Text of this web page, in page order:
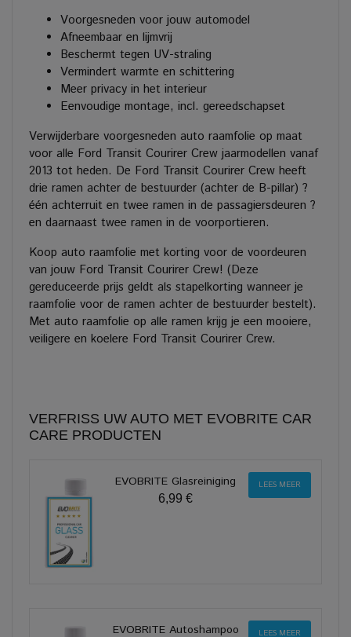
Voorgesneden voor jouw automodel
Afneembaar en lijmvrij
Beschermt tegen UV-straling
Vermindert warmte en schittering
Meer privacy in het interieur
Eenvoudige montage, incl. gereedschapset
Verwijderbare voorgesneden auto raamfolie op maat
voor alle Ford Transit Courirer Crew jaarmodellen vanaf
2013 tot heden. De Ford Transit Courirer Crew heeft
drie ramen achter de bestuurder (achter de B-pillar) ?
één achterruit en twee ramen in de passagiersdeuren ?
en daarnaast twee ramen in de voorportieren.
Koop auto raamfolie met korting voor de voordeuren
van jouw Ford Transit Courirer Crew! (Deze
gereduceerde prijs geldt als stapelkorting wanneer je
raamfolie voor de ramen achter de bestuurder bestelt).
Met auto raamfolie op alle ramen krijg je een mooiere,
veiligere en koelere Ford Transit Courirer Crew.
VERFRISS UW AUTO MET EVOBRITE CAR
CARE PRODUCTEN
EVOBRITE Glasreiniging
6,99 €
LEES MEER
EVOBRITE Autoshampoo LEES MEER